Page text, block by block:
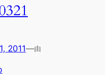
2011—由